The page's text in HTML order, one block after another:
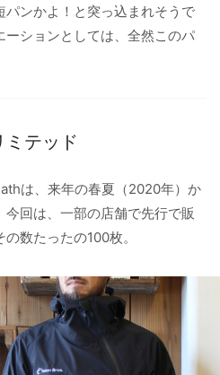
パンかよ！と突っ込まれそうで
ションとしては、全然このパ
ミテッド
は、来年の春夏（2020年）か
回は、一部の店舗で先行で販
数たったの100枚。